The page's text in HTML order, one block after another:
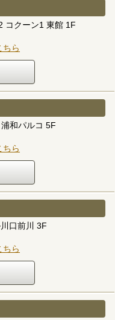
コクーン1 東館 1F
ちら
和パルコ 5F
ちら
口前川 3F
ちら